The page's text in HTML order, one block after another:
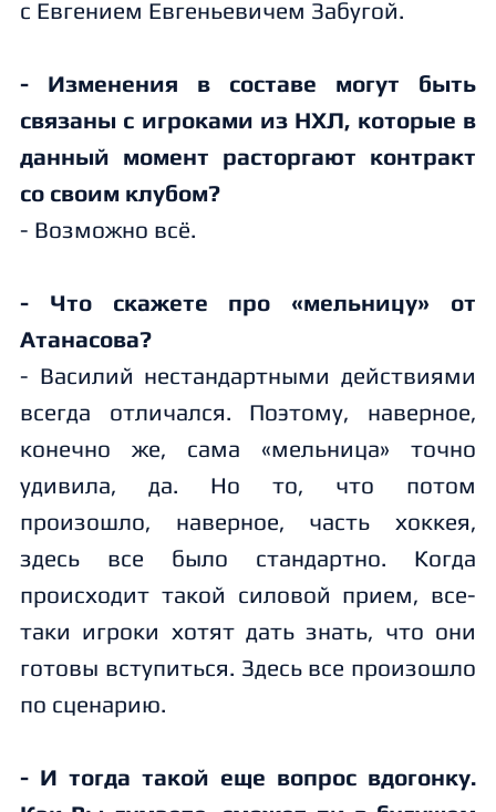
с Евгением Евгеньевичем Забугой.
- Изменения в составе могут быть
связаны с игроками из НХЛ, которые в
данный момент расторгают контракт
со своим клубом?
- Возможно всё.
- Что скажете про «мельницу» от
Атанасова?
- Василий нестандартными действиями
всегда отличался. Поэтому, наверное,
конечно же, сама «мельница» точно
удивила, да. Но то, что потом
произошло, наверное, часть хоккея,
здесь все было стандартно. Когда
происходит такой силовой прием, все-
таки игроки хотят дать знать, что они
готовы вступиться. Здесь все произошло
по сценарию.
- И тогда такой еще вопрос вдогонку.